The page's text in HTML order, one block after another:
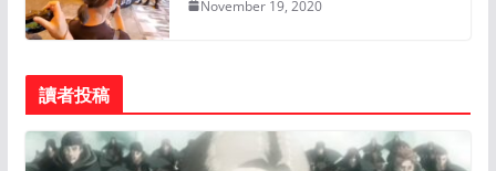
November 19, 2020
讀者投稿